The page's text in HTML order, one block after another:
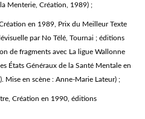
la Menterie, Création, 1989) ;
en 1989, Prix du Meilleur Texte
par No Télé, Tournai ; éditions
de fragments avec La ligue Wallonne
États Généraux de la Santé Mentale en
en scène : Anne-Marie Lateur) ;
Création en 1990, éditions